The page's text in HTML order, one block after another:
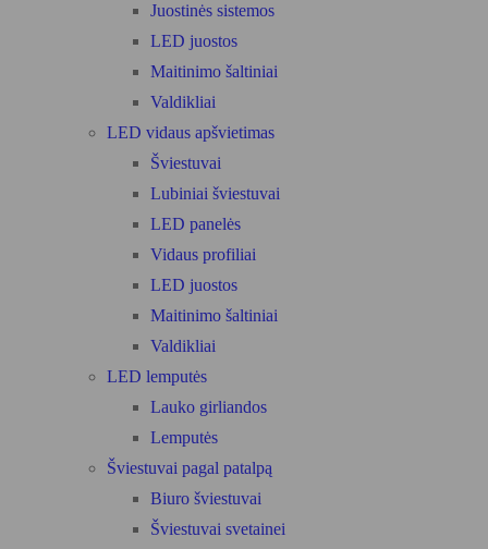
Juostinės sistemos
LED juostos
Maitinimo šaltiniai
Valdikliai
LED vidaus apšvietimas
Šviestuvai
Lubiniai šviestuvai
LED panelės
Vidaus profiliai
LED juostos
Maitinimo šaltiniai
Valdikliai
LED lemputės
Lauko girliandos
Lemputės
Šviestuvai pagal patalpą
Biuro šviestuvai
Šviestuvai svetainei